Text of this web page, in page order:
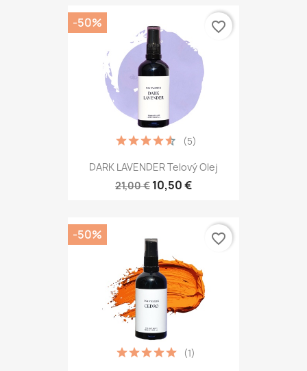
DARK LAVENDER Telový Olej
21,00 € 10,50 €
(5)
-50% favorite_border
(1)
-50% favorite_border